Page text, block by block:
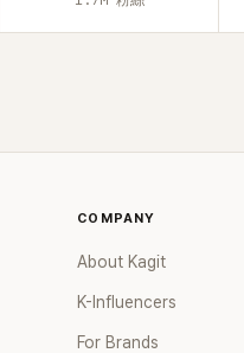
COMPANY
About Kagit
K-Influencers
For Brands